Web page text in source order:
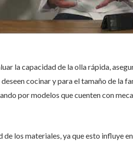
la capacidad de la olla rápida,
cocinar y para el tamaño de la
por modelos que cuenten con
los materiales, ya que esto influye